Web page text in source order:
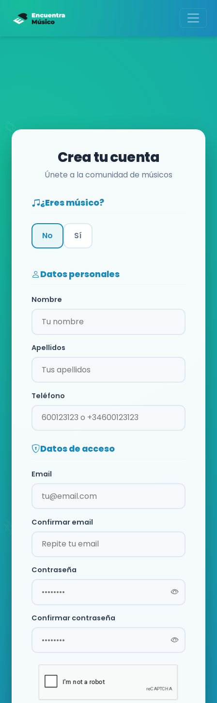
Crea tu cuenta
Únete a la comunidad de músicos
¿Eres músico?
No Sí
Datos personales
Nombre
Apellidos
Teléfono
Datos de acceso
Email
Confirmar email
Contraseña
Confirmar contraseña